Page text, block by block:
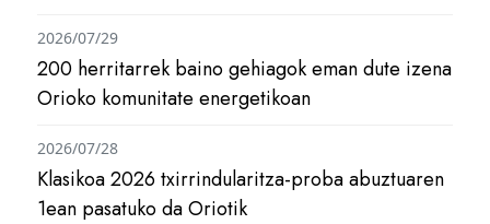
200 herritarrek baino gehiagok eman dute izena
Orioko komunitate energetikoan
2026/07/29
Klasikoa 2026 txirrindularitza-proba abuztuaren
1ean pasatuko da Oriotik
2026/07/28